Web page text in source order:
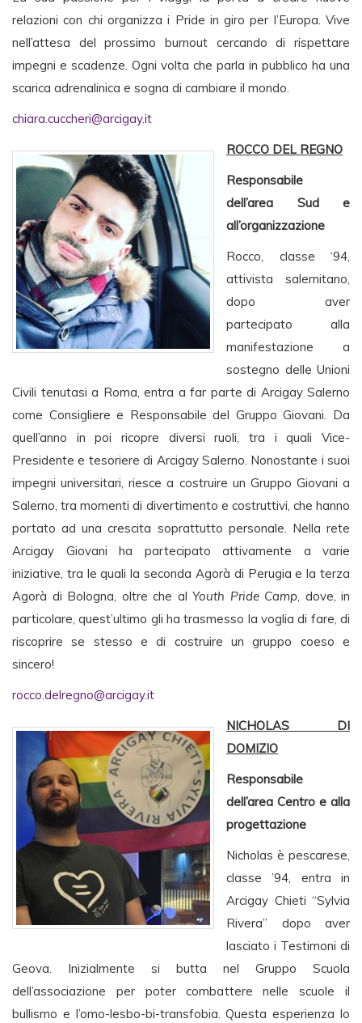
relazioni con chi organizza i Pride in giro per l’Europa. Vive
nell’attesa del prossimo burnout cercando di rispettare
impegni e scadenze. Ogni volta che parla in pubblico ha una
scarica adrenalinica e sogna di cambiare il mondo.
chiara.cuccheri@arcigay.it
ROCCO DEL REGNO
Responsabile
dell’area Sud e
all’organizzazione
Rocco, classe ‘94,
attivista salernitano,
dopo aver
partecipato alla
manifestazione a
sostegno delle Unioni
Civili tenutasi a Roma, entra a far parte di Arcigay Salerno
come Consigliere e Responsabile del Gruppo Giovani. Da
quell’anno in poi ricopre diversi ruoli, tra i quali Vice-
Presidente e tesoriere di Arcigay Salerno. Nonostante i suoi
impegni universitari, riesce a costruire un Gruppo Giovani a
Salerno, tra momenti di divertimento e costruttivi, che hanno
portato ad una crescita soprattutto personale. Nella rete
Arcigay Giovani ha partecipato attivamente a varie
iniziative, tra le quali la seconda Agorà di Perugia e la terza
Agorà di Bologna, oltre che al Youth Pride Camp, dove, in
particolare, quest’ultimo gli ha trasmesso la voglia di fare, di
riscoprire se stesso e di costruire un gruppo coeso e
sincero!
rocco.delregno@arcigay.it
NICHOLAS DI
DOMIZIO
Responsabile
dell’area Centro e alla
progettazione
Nicholas è pescarese,
classe ’94, entra in
Arcigay Chieti “Sylvia
Rivera” dopo aver
lasciato i Testimoni di
Geova. Inizialmente si butta nel Gruppo Scuola
dell’associazione per poter combattere nelle scuole il
bullismo e l’omo-lesbo-bi-transfobia. Questa esperienza lo